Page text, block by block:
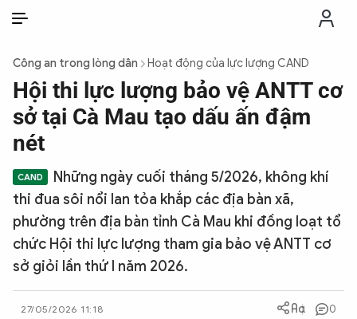
THỜI SỰ
CHỐNG DIỄN BIẾN HÒA BÌNH
CÔNG AN TRONG LÒNG DÂN
XÃ HỘI
PHÁP LUẬT
Công an trong lòng dân Hoạt động của lực lượng CAND
Hội thi lực lượng bảo vệ ANTT cơ
sở tại Cà Mau tạo dấu ấn đậm
nét
Những ngày cuối tháng 5/2026, không khí
thi đua sôi nổi lan tỏa khắp các địa bàn xã,
phường trên địa bàn tỉnh Cà Mau khi đồng loạt tổ
chức Hội thi lực lượng tham gia bảo vệ ANTT cơ
sở giỏi lần thứ I năm 2026.
27/05/2026 11:18 0